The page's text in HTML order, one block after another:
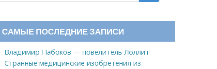
САМЫЕ ПОСЛЕДНИЕ ЗАПИСИ
Владимир Набоков — повелитель Лоллит
Странные медицинские изобретения из